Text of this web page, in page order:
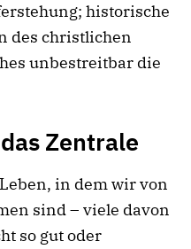
historische
des christlichen
unbestreitbar die
Zentrale
in dem wir von
sind – viele davon
so gut oder